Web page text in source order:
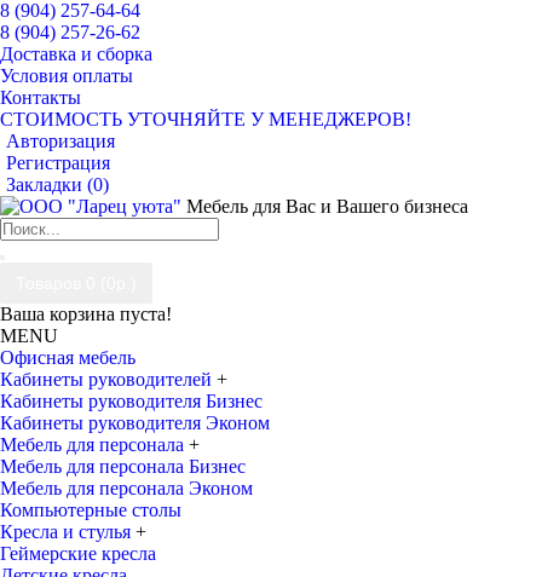
8 (904) 257-64-64
8 (904) 257-26-62
Доставка и сборка
Условия оплаты
Контакты
СТОИМОСТЬ УТОЧНЯЙТЕ У МЕНЕДЖЕРОВ!
Авторизация
Регистрация
Закладки (0)
Мебель для Вас и Вашего бизнеса
Ваша корзина пуста!
MENU
Офисная мебель
Кабинеты руководителей +
Кабинеты руководителя Бизнес
Кабинеты руководителя Эконом
Мебель для персонала +
Мебель для персонала Бизнес
Мебель для персонала Эконом
Компьютерные столы
Кресла и стулья +
Геймерские кресла